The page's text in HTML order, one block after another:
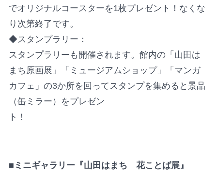
でオリジナルコースターを1枚プレゼント！なくな
り次第終了です。
◆スタンプラリー：
スタンプラリーも開催されます。館内の「山田は
まち原画展」「ミュージアムショップ」「マンガ
カフェ」の3か所を回ってスタンプを集めると景品
（缶ミラー）をプレゼン
ト！
■ミニギャラリー『山田はまち 花ことば展』